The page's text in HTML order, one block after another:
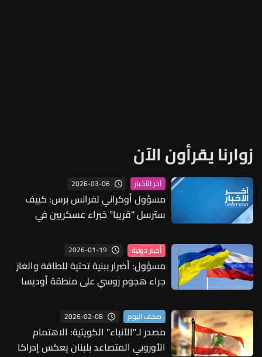
زوارنا يقرأون الآن
آخر الأخبار 2026-03-06
مسؤول أوكراني لفرانس برس: كييف
سترسل "قريبا" خبراء عسكريين في
أخبار دولية 2026-01-19
مسؤول: أضرار ببنية تحتية للطاقة والغاز
جراء هجوم روسي على منطقة أوديسا
صحف اليوم 2026-02-08
مصدر لـ"الأنباء" الكويتية: الاهتمام
الأوروبي المتصاعد بلبنان يعكس إدراكا